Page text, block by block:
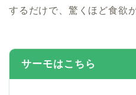
するだけで、驚くほど食欲
サーモはこちら